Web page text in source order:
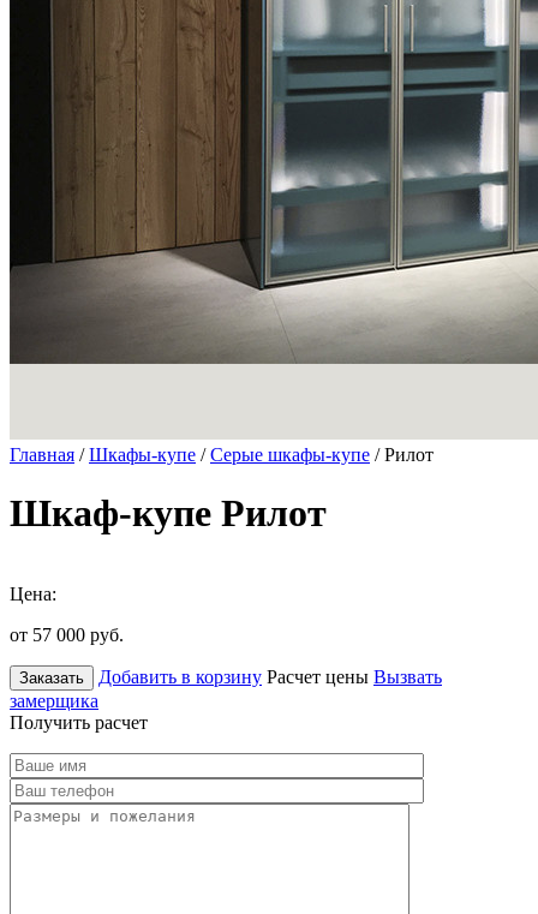
Главная /Шкафы-купе /Серые шкафы-купе / Рилот
Шкаф-купе Рилот
Цена:
от 57 000 руб.
Заказать Добавить в корзину Расчет цены Вызвать
замерщика
Получить расчет